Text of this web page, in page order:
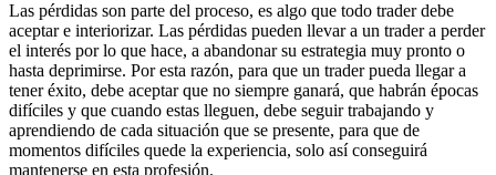
Las pérdidas son parte del proceso, es algo que todo trader debe
aceptar e interiorizar. Las pérdidas pueden llevar a un trader a perder
el interés por lo que hace, a abandonar su estrategia muy pronto o
hasta deprimirse. Por esta razón, para que un trader pueda llegar a
tener éxito, debe aceptar que no siempre ganará, que habrán épocas
difíciles y que cuando estas lleguen, debe seguir trabajando y
aprendiendo de cada situación que se presente, para que de
momentos difíciles quede la experiencia, solo así conseguirá
mantenerse en esta profesión.